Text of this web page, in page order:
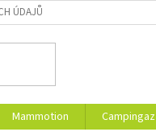
ÚDAJŮ
Mammotion Campingaz